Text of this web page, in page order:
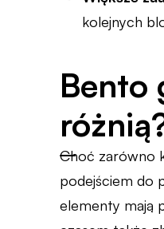
kolejnych
Bento
Choć zarówno
podejściem do
elementy mają